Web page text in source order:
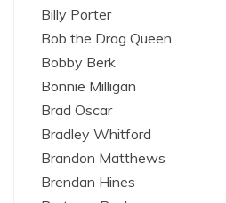
Billy Porter
Bob the Drag Queen
Bobby Berk
Bonnie Milligan
Brad Oscar
Bradley Whitford
Brandon Matthews
Brendan Hines